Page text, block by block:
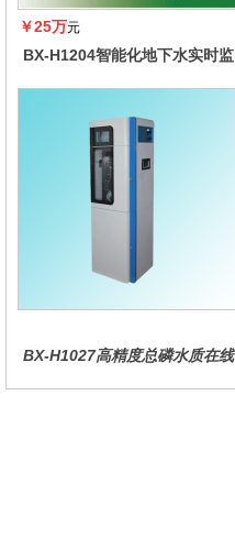
￥25万元
BX-H1204智能化地下水实时监
BX-H1027高精度总磷水质在线